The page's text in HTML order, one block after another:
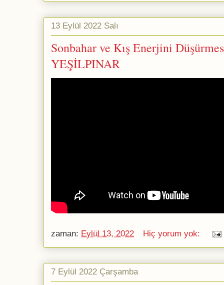
13 Eylül 2022 Salı
Sonbahar ve Kış Enerjini
YEŞİLPINAR
zaman: Eylül 13, 2022 Hiç yorum yok:
7 Eylül 2022 Çarşamba